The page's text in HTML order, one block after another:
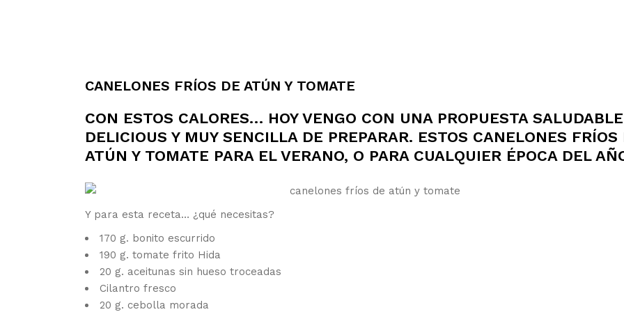
CANELONES FRÍOS DE ATÚN Y TOMATE
CON ESTOS CALORES… HOY VENGO CON UNA PROPUESTA
DELICIOUS Y MUY SENCILLA DE PREPARAR. ESTOS CANELONES FRÍOS
ATÚN Y TOMATE PARA EL VERANO, O PARA CUALQUIER ÉPOCA DEL
Y para esta receta… ¿qué necesitas?
170 g. bonito escurrido
190 g. tomate frito Hida
20 g. aceitunas sin hueso troceadas
Cilantro fresco
20 g. cebolla morada